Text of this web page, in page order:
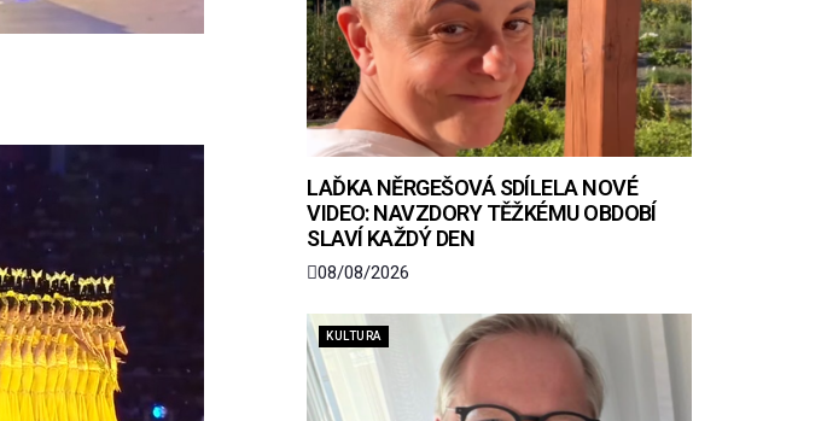
LAĎKA NĚRGEŠOVÁ SDÍLELA NOVÉ
VIDEO: NAVZDORY TĚŽKÉMU OBDOBÍ
SLAVÍ KAŽDÝ DEN
08/08/2026
KULTURA